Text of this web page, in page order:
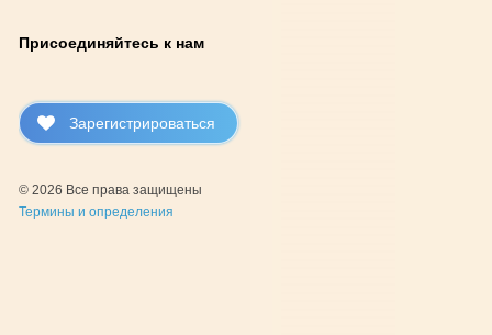
Присоединяйтесь к нам
Зарегистрироваться
© 2026 Все права защищены
Термины и определения